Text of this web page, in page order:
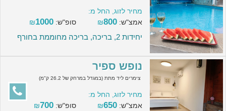
מחיר לזוג, החל מ:
אמצ"ש:
₪800 סופ"ש: ₪1000
יחידות 2, בריכה, בריכה מחוממת בחורף
נופש ספיר
צימרים ליד מתת (במגדל במרחק של 26.2 ק"מ)
מחיר לזוג, החל מ:
אמצ"ש:
₪650 סופ"ש: ₪700